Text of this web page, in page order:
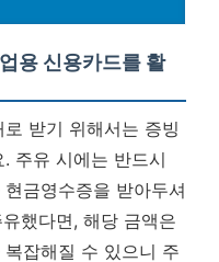
용 신용카드를 활
받기 위해서는 증빙
주유 시에는 반드시
금영수증을 받아두셔
했다면, 해당 금액은
잡해질 수 있으니 주